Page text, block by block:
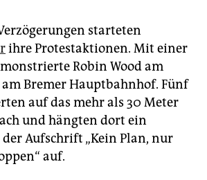
starteten
ihre Protestaktionen. Mit einer
Robin Wood am
Bremer Hauptbahnhof. Fünf
auf das mehr als 30 Meter
und hängten dort ein
Aufschrift „Kein Plan, nur
auf.